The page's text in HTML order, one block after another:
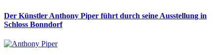
Der Künstler Anthony Piper führt durch seine Ausstellung in
Schloss Bonndorf